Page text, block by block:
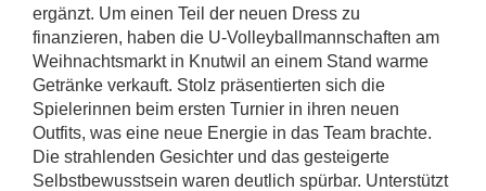
ergänzt. Um einen Teil der neuen Dress zu
finanzieren, haben die U-Volleyballmannschaften am
Weihnachtsmarkt in Knutwil an einem Stand warme
Getränke verkauft. Stolz präsentierten sich die
Spielerinnen beim ersten Turnier in ihren neuen
Outfits, was eine neue Energie in das Team brachte.
Die strahlenden Gesichter und das gesteigerte
Selbstbewusstsein waren deutlich spürbar. Unterstützt